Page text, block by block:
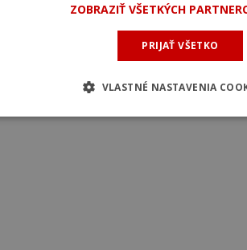
ZOBRAZIŤ VŠETKÝCH
PRIJAŤ VŠETKO
VLASTNÉ NASTAVENIA